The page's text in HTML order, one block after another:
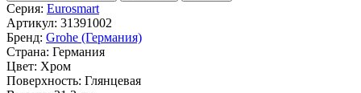
Серия: Eurosmart
Артикул: 31391002
Бренд: Grohe (Германия)
Страна: Германия
Цвет: Хром
Поверхность: Глянцевая